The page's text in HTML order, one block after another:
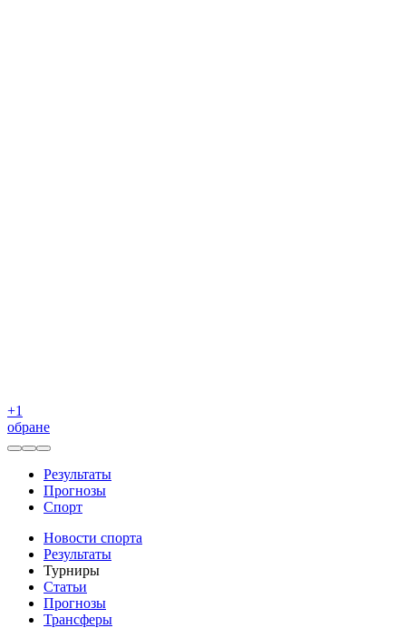
+1
обране
Результаты
Прогнозы
Спорт
Новости спорта
Результаты
Турниры
Статьи
Прогнозы
Трансферы